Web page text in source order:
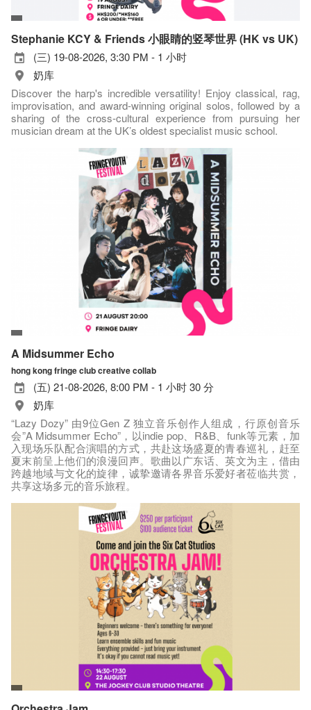
Stephanie KCY & Friends 小眼睛的竖琴世界 (HK vs UK)
(三) 19-08-2026, 3:30 PM - 1 小时
奶库
Discover the harp's incredible versatility! Enjoy classical, rag,
improvisation, and award-winning original solos, followed by a
sharing of the cross-cultural experience from pursuing her
musician dream at the UK’s oldest specialist music school.
A Midsummer Echo
hong kong fringe club creative collab
(五) 21-08-2026, 8:00 PM - 1 小时 30 分
奶库
“Lazy Dozy” 由9位Gen Z 独立音乐创作人组成，行原创音乐
会”A Midsummer Echo”，以indie pop、R&B、funk等元素，加
入现场乐队配合演唱的方式，共赴这场盛夏的青春巡礼，赶至
夏末前呈上他们的浪漫回声。歌曲以广东话、英文为主，借由
跨越地域与文化的旋律，诚挚邀请各界音乐爱好者莅临共赏，
共享这场多元的音乐旅程。